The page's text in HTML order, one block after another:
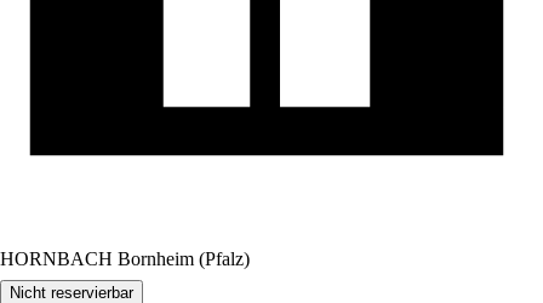
HORNBACH Bornheim (Pfalz)
Nicht reservierbar